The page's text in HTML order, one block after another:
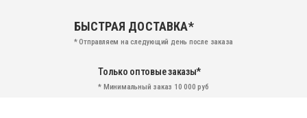
БЫСТРАЯ ДОСТАВКА*
* Отправляем на следующий день после заказа
Только оптовые заказы*
* Минимальный заказ 10 000 руб